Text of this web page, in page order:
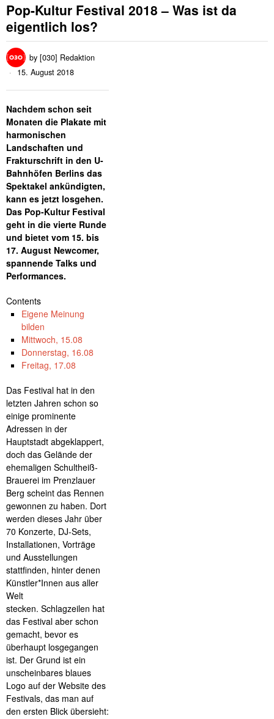
Pop-Kultur Festival 2018 – Was ist da
eigentlich los?
by [030] Redaktion
15. August 2018
Nachdem schon seit
Monaten die Plakate mit
harmonischen
Landschaften und
Frakturschrift in den U-
Bahnhöfen Berlins das
Spektakel ankündigten,
kann es jetzt losgehen.
Das Pop-Kultur Festival
geht in die vierte Runde
und bietet vom 15. bis
17. August Newcomer,
spannende Talks und
Performances.
Contents
Eigene Meinung
bilden
Mittwoch, 15.08
Donnerstag, 16.08
Freitag, 17.08
Das Festival hat in den
letzten Jahren schon so
einige prominente
Adressen in der
Hauptstadt abgeklappert,
doch das Gelände der
ehemaligen Schultheiß-
Brauerei im Prenzlauer
Berg scheint das Rennen
gewonnen zu haben. Dort
werden dieses Jahr über
70 Konzerte, DJ-Sets,
Installationen, Vorträge
und Ausstellungen
stattfinden, hinter denen
Künstler*Innen aus aller
Welt
stecken. Schlagzeilen hat
das Festival aber schon
gemacht, bevor es
überhaupt losgegangen
ist. Der Grund ist ein
unscheinbares blaues
Logo auf der Website des
Festivals, das man auf
den ersten Blick übersieht: